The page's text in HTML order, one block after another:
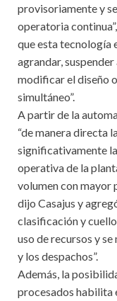
provisoriamente y
operatoria
que esta tecnología
agrandar,
modificar el diseño
simultáneo”.
A partir de la
“de manera directa
significativamente
operativa de la
volumen con mayor
dijo Casajus y
clasificación y
uso de recursos y
y los despachos”.
Además, la
procesados habilita